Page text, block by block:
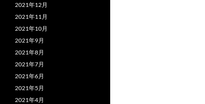
2021年12月
2021年11月
2021年10月
2021年9月
2021年8月
2021年7月
2021年6月
2021年5月
2021年4月